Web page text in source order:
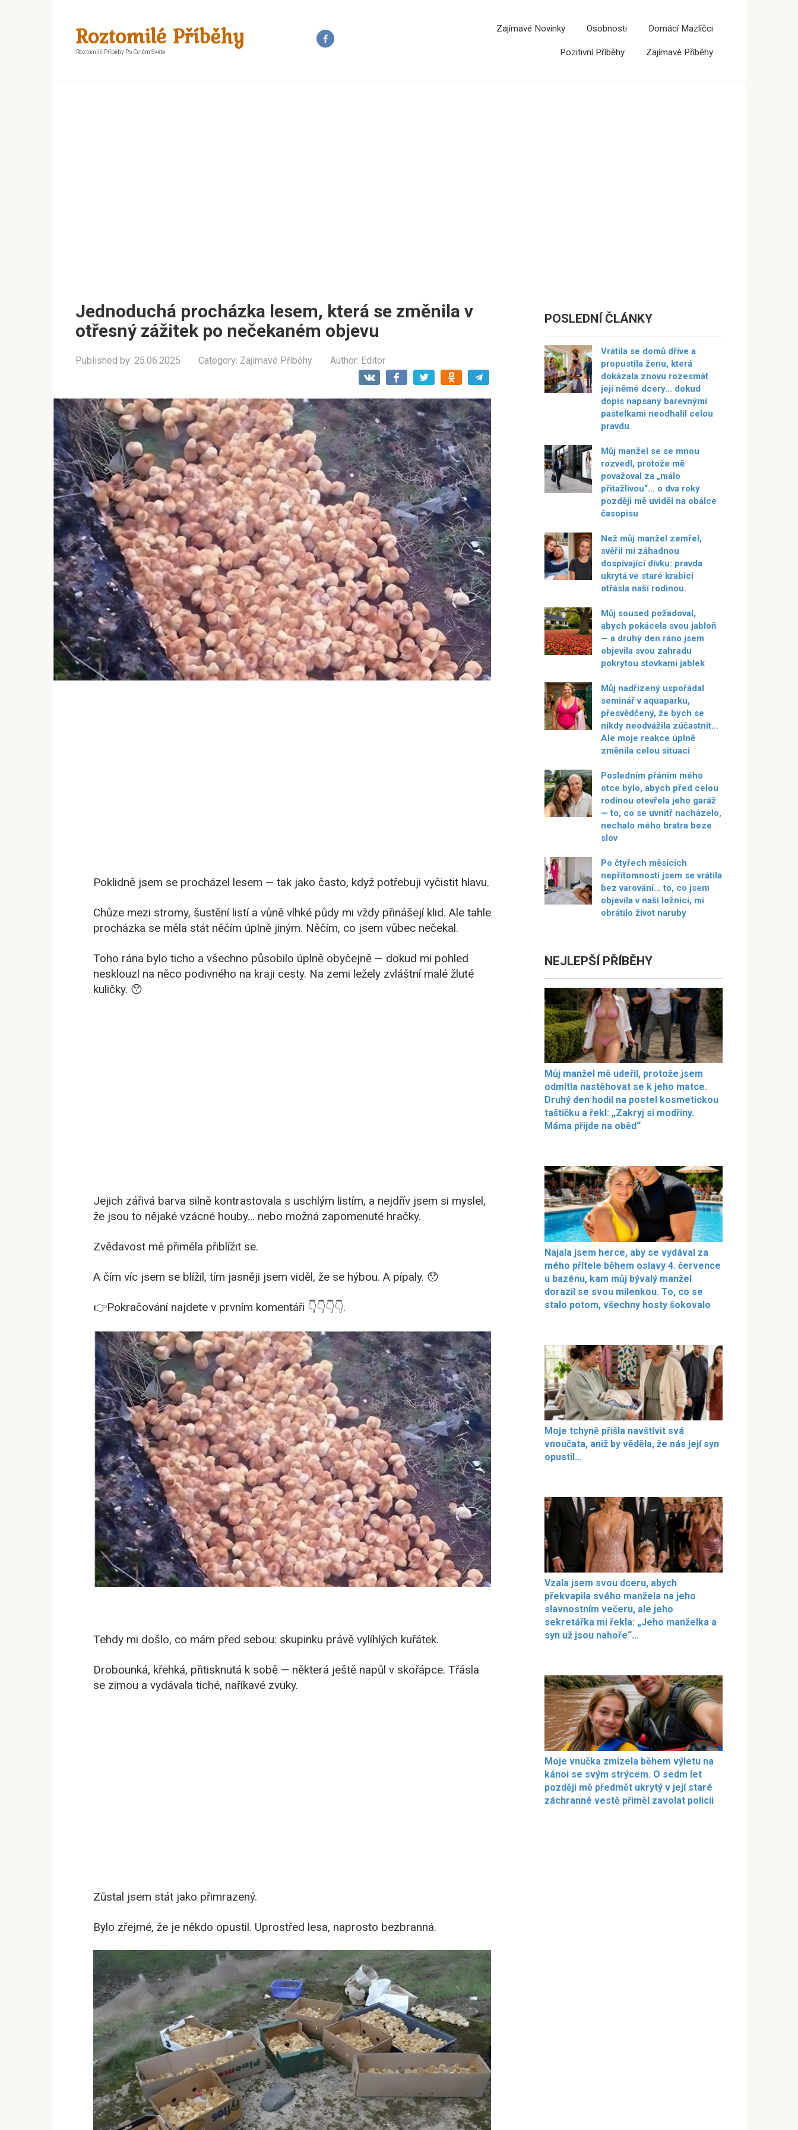
Roztomilé Příběhy
Roztomilé Příběhy Po Celém Světě
Zajímavé Novinky Osobnosti Domácí Mazlíčci
Pozitivní Příběhy Zajímavé Příběhy
Jednoduchá procházka lesem, která se změnila v
otřesný zážitek po nečekaném objevu
Published by: 25.06.2025 Category: Zajímavé Příběhy Author: Editor
Poklidně jsem se procházel lesem — tak jako často, když potřebuji vyčistit hlavu.
Chůze mezi stromy, šustění listí a vůně vlhké půdy mi vždy přinášejí klid. Ale tahle
procházka se měla stát něčím úplně jiným. Něčím, co jsem vůbec nečekal.
Toho rána bylo ticho a všechno působilo úplně obyčejně — dokud mi pohled
nesklouzl na něco podivného na kraji cesty. Na zemi ležely zvláštní malé žluté
kuličky. 😯
Jejich zářivá barva silně kontrastovala s uschlým listím, a nejdřív jsem si myslel,
že jsou to nějaké vzácné houby… nebo možná zapomenuté hračky.
Zvědavost mě přiměla přiblížit se.
A čím víc jsem se blížil, tím jasněji jsem viděl, že se hýbou. A pípaly. 😯
👉Pokračování najdete v prvním komentáři 👇👇👇👇.
Tehdy mi došlo, co mám před sebou: skupinku právě vylíhlých kuřátek.
Drobounká, křehká, přitisknutá k sobě — některá ještě napůl v skořápce. Třásla
se zimou a vydávala tiché, naříkavé zvuky.
Zůstal jsem stát jako přimrazený.
Bylo zřejmé, že je někdo opustil. Uprostřed lesa, naprosto bezbranná.
POSLEDNÍ ČLÁNKY
Vrátila se domů dříve a
propustila ženu, která
dokázala znovu rozesmát
její němé dcery… dokud
dopis napsaný barevnými
pastelkami neodhalil celou
pravdu
Můj manžel se se mnou
rozvedl, protože mě
považoval za „málo
přitažlivou“… o dva roky
později mě uviděl na obálce
časopisu
Než můj manžel zemřel,
svěřil mi záhadnou
dospívající dívku: pravda
ukrytá ve staré krabici
otřásla naší rodinou.
Můj soused požadoval,
abych pokácela svou jabloň
— a druhý den ráno jsem
objevila svou zahradu
pokrytou stovkami jablek
Můj nadřízený uspořádal
seminář v aquaparku,
přesvědčený, že bych se
nikdy neodvážila zúčastnit…
Ale moje reakce úplně
změnila celou situaci
Posledním přáním mého
otce bylo, abych před celou
rodinou otevřela jeho garáž
— to, co se uvnitř nacházelo,
nechalo mého bratra beze
slov
Po čtyřech měsících
nepřítomnosti jsem se vrátila
bez varování… to, co jsem
objevila v naší ložnici, mi
obrátilo život naruby
NEJLEPŠÍ PŘÍBĚHY
Můj manžel mě udeřil, protože jsem
odmítla nastěhovat se k jeho matce.
Druhý den hodil na postel kosmetickou
taštičku a řekl: „Zakryj si modřiny.
Máma přijde na oběd“
Najala jsem herce, aby se vydával za
mého přítele během oslavy 4. července
u bazénu, kam můj bývalý manžel
dorazil se svou milenkou. To, co se
stalo potom, všechny hosty šokovalo
Moje tchyně přišla navštívit svá
vnoučata, aniž by věděla, že nás její syn
opustil…
Vzala jsem svou dceru, abych
překvapila svého manžela na jeho
slavnostním večeru, ale jeho
sekretářka mi řekla: „Jeho manželka a
syn už jsou nahoře“…
Moje vnučka zmizela během výletu na
kánoi se svým strýcem. O sedm let
později mě předmět ukrytý v její staré
záchranné vestě přiměl zavolat policii